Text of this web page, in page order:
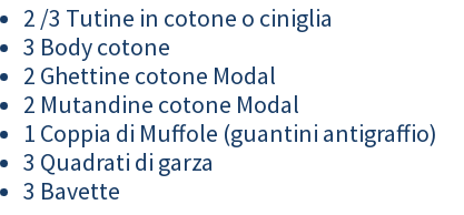
2 /3 Tutine in cotone o ciniglia
3 Body cotone
2 Ghettine cotone Modal
2 Mutandine cotone Modal
1 Coppia di Muffole (guantini antigraffio)
3 Quadrati di garza
3 Bavette